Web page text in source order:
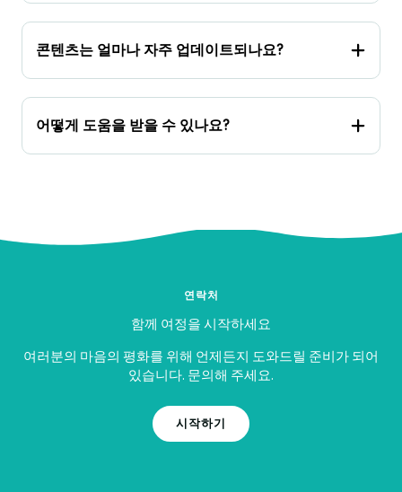
콘텐츠는 얼마나 자주 업데이트되나요?
어떻게 도움을 받을 수 있나요?
연락처
함께 여정을 시작하세요
여러분의 마음의 평화를 위해 언제든지 도와드릴 준비가 되어
있습니다. 문의해 주세요.
시작하기